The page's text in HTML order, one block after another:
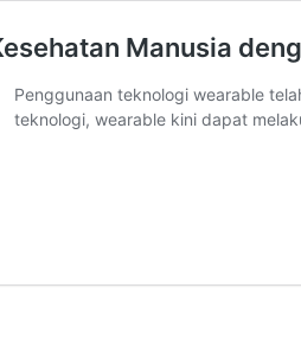
Manusia
Penggunaan teknologi wearable
teknologi, wearable kini dapat